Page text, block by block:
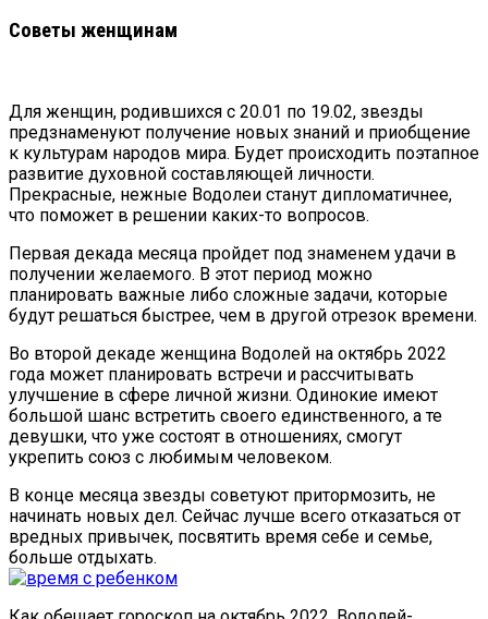
Советы женщинам
Для женщин, родившихся с 20.01 по 19.02, звезды
предзнаменуют получение новых знаний и приобщение
к культурам народов мира. Будет происходить поэтапное
развитие духовной составляющей личности.
Прекрасные, нежные Водолеи станут дипломатичнее,
что поможет в решении каких-то вопросов.
Первая декада месяца пройдет под знаменем удачи в
получении желаемого. В этот период можно
планировать важные либо сложные задачи, которые
будут решаться быстрее, чем в другой отрезок времени.
Во второй декаде женщина Водолей на октябрь 2022
года может планировать встречи и рассчитывать
улучшение в сфере личной жизни. Одинокие имеют
большой шанс встретить своего единственного, а те
девушки, что уже состоят в отношениях, смогут
укрепить союз с любимым человеком.
В конце месяца звезды советуют притормозить, не
начинать новых дел. Сейчас лучше всего отказаться от
вредных привычек, посвятить время себе и семье,
больше отдыхать.